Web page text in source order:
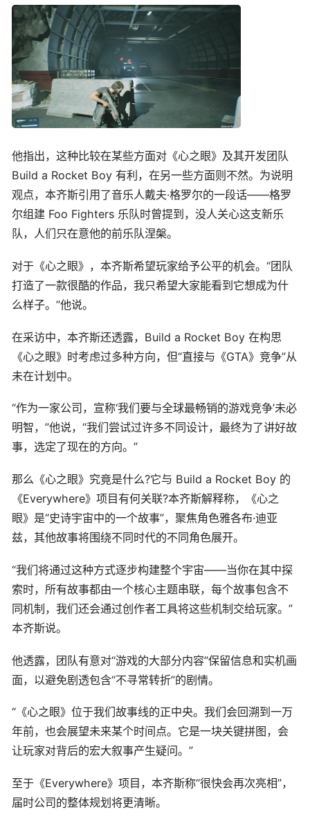
他指出，这种比较在某些方面对《心之眼》及其开发团队
Build a Rocket Boy 有利，在另一些方面则不然。为说明
观点，本齐斯引用了音乐人戴夫·格罗尔的一段话——格罗
尔组建 Foo Fighters 乐队时曾提到，没人关心这支新乐
队，人们只在意他的前乐队涅槃。
对于《心之眼》，本齐斯希望玩家给予公平的机会。“团队
打造了一款很酷的作品，我只希望大家能看到它想成为什
么样子。”他说。
在采访中，本齐斯还透露，Build a Rocket Boy 在构思
《心之眼》时考虑过多种方向，但“直接与《GTA》竞争”从
未在计划中。
“作为一家公司，宣称‘我们要与全球最畅销的游戏竞争’未必
明智，”他说，“我们尝试过许多不同设计，最终为了讲好故
事，选定了现在的方向。”
那么《心之眼》究竟是什么?它与 Build a Rocket Boy 的
《Everywhere》项目有何关联?本齐斯解释称，《心之
眼》是“史诗宇宙中的一个故事”，聚焦角色雅各布·迪亚
兹，其他故事将围绕不同时代的不同角色展开。
“我们将通过这种方式逐步构建整个宇宙——当你在其中探
索时，所有故事都由一个核心主题串联，每个故事包含不
同机制，我们还会通过创作者工具将这些机制交给玩家。”
本齐斯说。
他透露，团队有意对“游戏的大部分内容”保留信息和实机画
面，以避免剧透包含“不寻常转折”的剧情。
“《心之眼》位于我们故事线的正中央。我们会回溯到一万
年前，也会展望未来某个时间点。它是一块关键拼图，会
让玩家对背后的宏大叙事产生疑问。”
至于《Everywhere》项目，本齐斯称“很快会再次亮相”，
届时公司的整体规划将更清晰。